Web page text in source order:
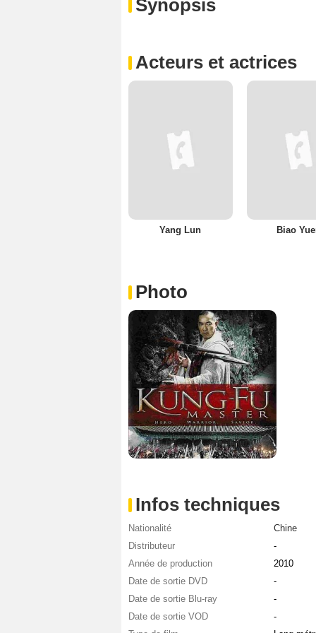
Synopsis
Acteurs et actrices
Yang Lun Biao
Photo
Infos techniques
Nationalité
Chine
Distributeur
-
Année de production
2010
Date de sortie DVD
-
Date de sortie Blu-ray
-
Date de sortie VOD
-